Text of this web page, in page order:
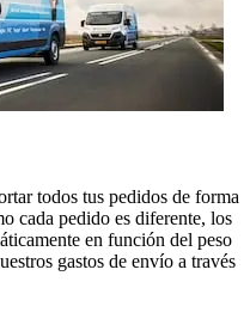
todos tus pedidos de forma
cada pedido es diferente, los
en función del peso
gastos de envío a través